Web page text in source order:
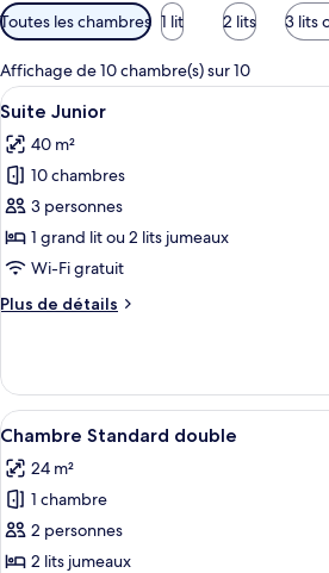
Filtres
disponibles
pour
les
chambres
Toutes les chambres 1 lit 2 lits 3 lits
Affichage de 10 chambre(s) sur 10
Afficher
toutes
les
photos
pour
ce
type
chambre :
Une
10
Suite Junior
40 m²
10 chambres
3 personnes
1 grand lit ou 2 lits jumeaux
Wi-Fi gratuit
Plus de détails
Plus
Suite
Junior
Afficher
toutes
les
photos
pour
ce
Une
6
Chambre Standard double
24 m²
1 chambre
2 personnes
2 lits jumeaux